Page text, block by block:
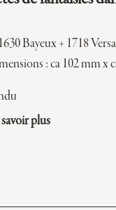
Bayeux + 1718
: ca 102 mm x
plus